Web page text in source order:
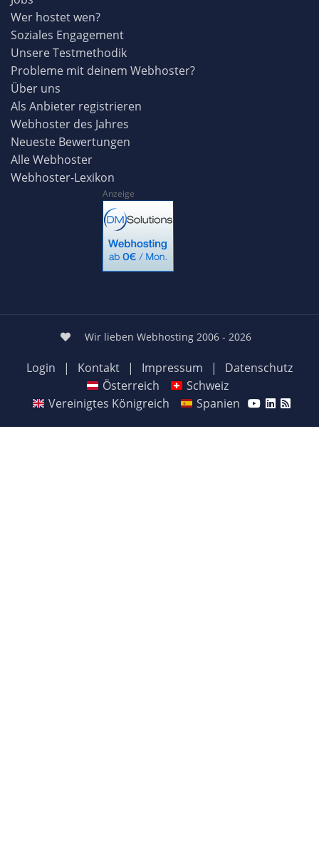
Wer hostet wen?
Soziales Engagement
Unsere Testmethodik
Probleme mit deinem Webhoster?
Über uns
Als Anbieter registrieren
Webhoster des Jahres
Neueste Bewertungen
Alle Webhoster
Webhoster-Lexikon
Anzeige
Wir lieben Webhosting 2006 - 2026
Login | Kontakt | Impressum |
Datenschutz
Österreich
Schweiz
Vereinigtes Königreich
Spanien